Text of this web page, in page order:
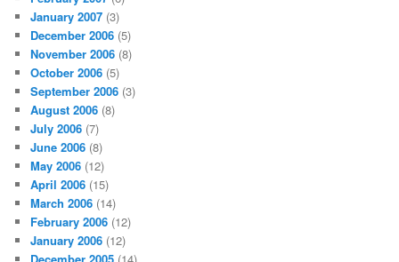
January 2007 (3)
December 2006 (5)
November 2006 (8)
October 2006 (5)
September 2006 (3)
August 2006 (8)
July 2006 (7)
June 2006 (8)
May 2006 (12)
April 2006 (15)
March 2006 (14)
February 2006 (12)
January 2006 (12)
December 2005 (14)